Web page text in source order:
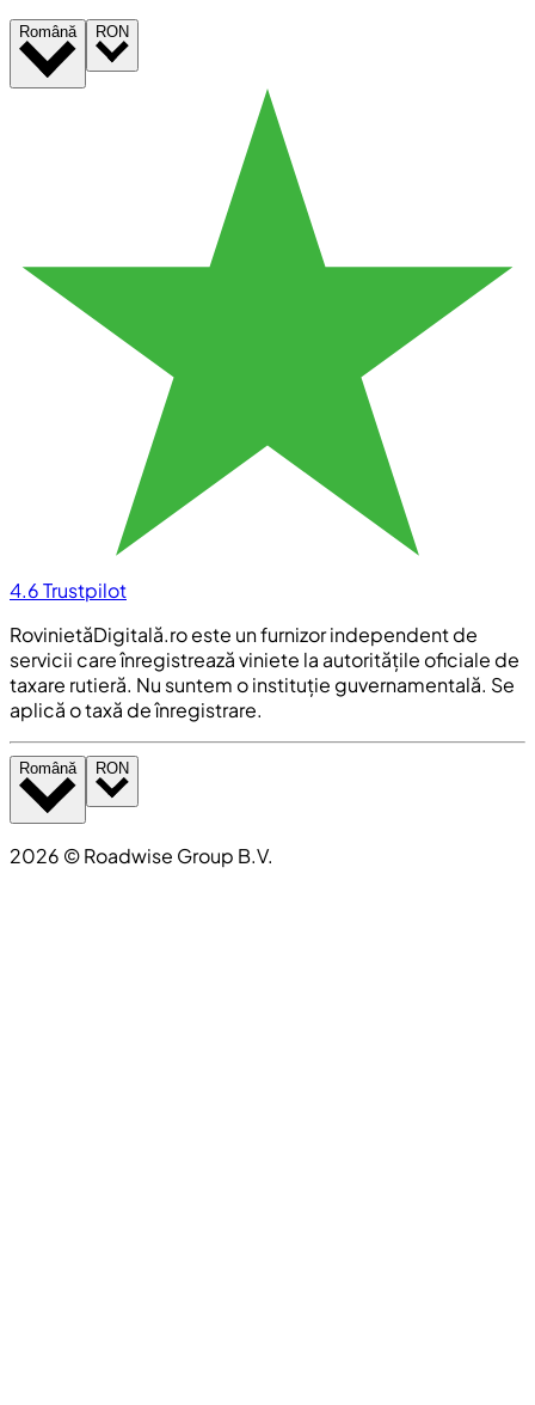
Română RON
4.6Trustpilot
RovinietăDigitală.ro este un furnizor independent de
servicii care înregistrează viniete la autoritățile oficiale de
taxare rutieră. Nu suntem o instituție guvernamentală. Se
aplică o taxă de înregistrare.
Română RON
2026 ©Roadwise Group B.V.